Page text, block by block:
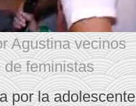
Agustina vecinos
feministas
por la adolescente